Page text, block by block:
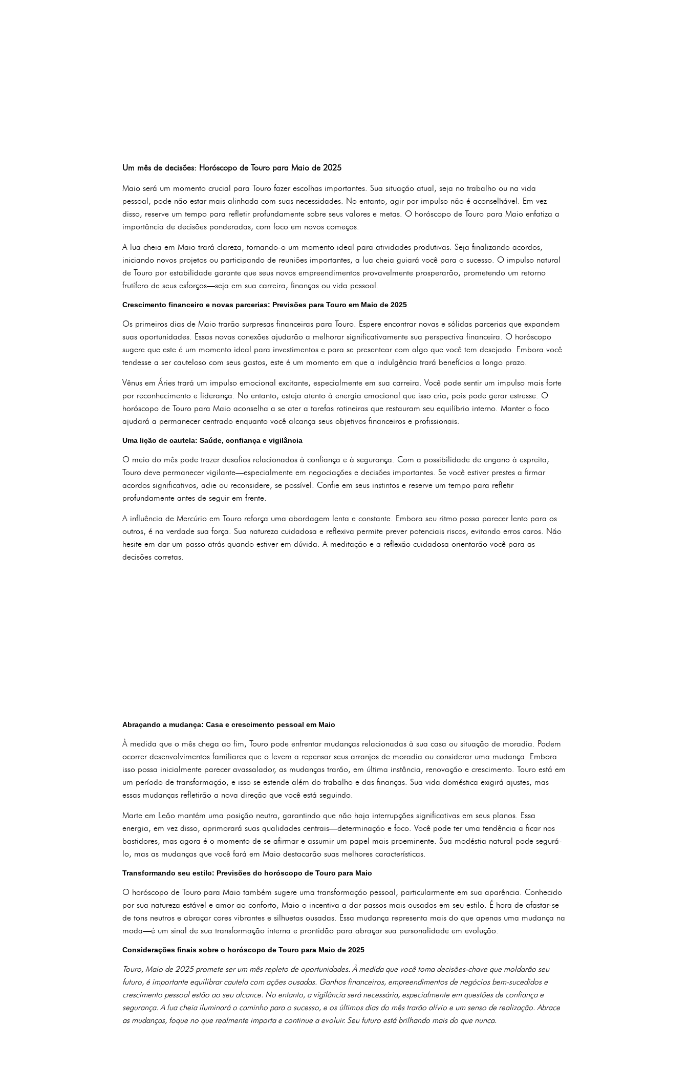
Um mês de decisões: Horóscopo de Touro para Maio de 2025
Maio será um momento crucial para Touro fazer escolhas importantes. Sua situação atual, seja no trabalho ou na vida
pessoal, pode não estar mais alinhada com suas necessidades. No entanto, agir por impulso não é aconselhável. Em vez
disso, reserve um tempo para refletir profundamente sobre seus valores e metas. O horóscopo de Touro para Maio enfatiza a
importância de decisões ponderadas, com foco em novos começos.
A lua cheia em Maio trará clareza, tornando-o um momento ideal para atividades produtivas. Seja finalizando acordos,
iniciando novos projetos ou participando de reuniões importantes, a lua cheia guiará você para o sucesso. O impulso natural
de Touro por estabilidade garante que seus novos empreendimentos provavelmente prosperarão, prometendo um retorno
frutífero de seus esforços—seja em sua carreira, finanças ou vida pessoal.
Crescimento financeiro e novas parcerias: Previsões para Touro em Maio de 2025
Os primeiros dias de Maio trarão surpresas financeiras para Touro. Espere encontrar novas e sólidas parcerias que expandem
suas oportunidades. Essas novas conexões ajudarão a melhorar significativamente sua perspectiva financeira. O horóscopo
sugere que este é um momento ideal para investimentos e para se presentear com algo que você tem desejado. Embora você
tendesse a ser cauteloso com seus gastos, este é um momento em que a indulgência trará benefícios a longo prazo.
Vênus em Áries trará um impulso emocional excitante, especialmente em sua carreira. Você pode sentir um impulso mais forte
por reconhecimento e liderança. No entanto, esteja atento à energia emocional que isso cria, pois pode gerar estresse. O
horóscopo de Touro para Maio aconselha a se ater a tarefas rotineiras que restauram seu equilíbrio interno. Manter o foco
ajudará a permanecer centrado enquanto você alcança seus objetivos financeiros e profissionais.
Uma lição de cautela: Saúde, confiança e vigilância
O meio do mês pode trazer desafios relacionados à confiança e à segurança. Com a possibilidade de engano à espreita,
Touro deve permanecer vigilante—especialmente em negociações e decisões importantes. Se você estiver prestes a firmar
acordos significativos, adie ou reconsidere, se possível. Confie em seus instintos e reserve um tempo para refletir
profundamente antes de seguir em frente.
A influência de Mercúrio em Touro reforça uma abordagem lenta e constante. Embora seu ritmo possa parecer lento para os
outros, é na verdade sua força. Sua natureza cuidadosa e reflexiva permite prever potenciais riscos, evitando erros caros. Não
hesite em dar um passo atrás quando estiver em dúvida. A meditação e a reflexão cuidadosa orientarão você para as
decisões corretas.
Abraçando a mudança: Casa e crescimento pessoal em Maio
À medida que o mês chega ao fim, Touro pode enfrentar mudanças relacionadas à sua casa ou situação de moradia. Podem
ocorrer desenvolvimentos familiares que o levem a repensar seus arranjos de moradia ou considerar uma mudança. Embora
isso possa inicialmente parecer avassalador, as mudanças trarão, em última instância, renovação e crescimento. Touro está em
um período de transformação, e isso se estende além do trabalho e das finanças. Sua vida doméstica exigirá ajustes, mas
essas mudanças refletirão a nova direção que você está seguindo.
Marte em Leão mantém uma posição neutra, garantindo que não haja interrupções significativas em seus planos. Essa
energia, em vez disso, aprimorará suas qualidades centrais—determinação e foco. Você pode ter uma tendência a ficar nos
bastidores, mas agora é o momento de se afirmar e assumir um papel mais proeminente. Sua modéstia natural pode segurá-
lo, mas as mudanças que você fará em Maio destacarão suas melhores características.
Transformando seu estilo: Previsões do horóscopo de Touro para Maio
O horóscopo de Touro para Maio também sugere uma transformação pessoal, particularmente em sua aparência. Conhecido
por sua natureza estável e amor ao conforto, Maio o incentiva a dar passos mais ousados em seu estilo. É hora de afastar-se
de tons neutros e abraçar cores vibrantes e silhuetas ousadas. Essa mudança representa mais do que apenas uma mudança na
moda—é um sinal de sua transformação interna e prontidão para abraçar sua personalidade em evolução.
Considerações finais sobre o horóscopo de Touro para Maio de 2025
Touro, Maio de 2025 promete ser um mês repleto de oportunidades. À medida que você toma decisões-chave que moldarão seu
futuro, é importante equilibrar cautela com ações ousadas. Ganhos financeiros, empreendimentos de negócios bem-sucedidos e
crescimento pessoal estão ao seu alcance. No entanto, a vigilância será necessária, especialmente em questões de confiança e
segurança. A lua cheia iluminará o caminho para o sucesso, e os últimos dias do mês trarão alívio e um senso de realização. Abrace
as mudanças, foque no que realmente importa e continue a evoluir. Seu futuro está brilhando mais do que nunca.